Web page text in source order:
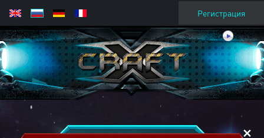
Регистрация